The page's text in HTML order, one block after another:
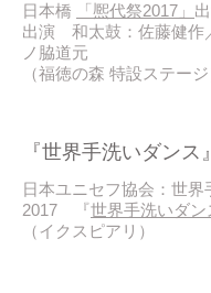
日本橋 「熈代祭2017」
出演 和太鼓：佐藤健作
ノ脇道元
（福徳の森 特設ステージ
『世界手洗いダンス
日本ユニセフ協会：世界
2017 『世界手洗いダン
（イクスピアリ）